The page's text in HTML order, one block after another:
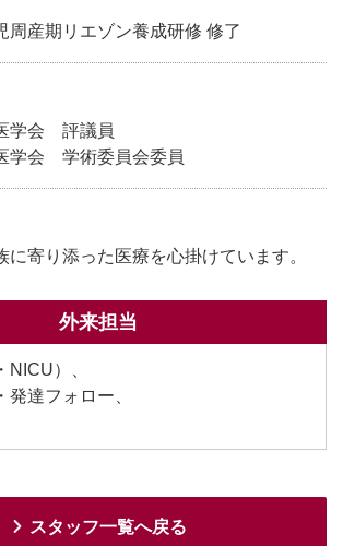
周産期リエゾン養成研修 修了
学会 評議員
学会 学術委員会委員
に寄り添った医療を心掛けています。
外来担当
NICU）、
達フォロー、
スタッフ一覧へ戻る